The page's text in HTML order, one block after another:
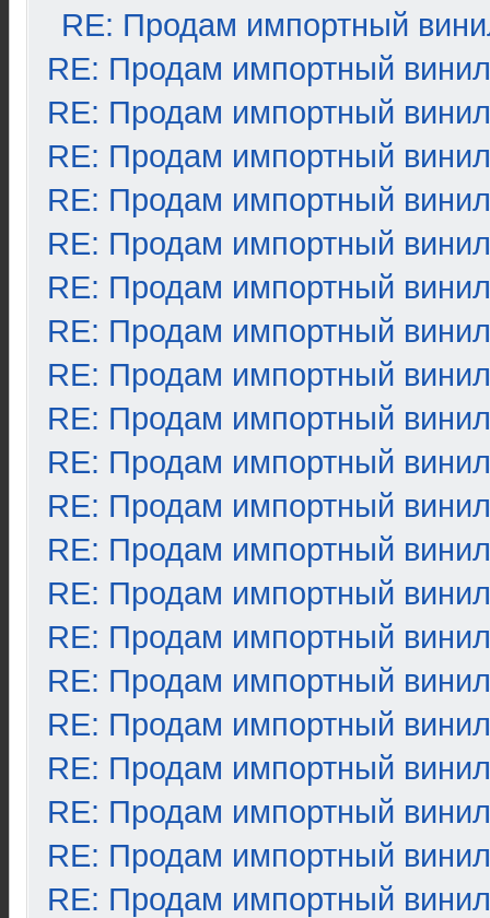
RE: Продам импортный
RE: Продам импортный винил
RE: Продам импортный винил
RE: Продам импортный винил
RE: Продам импортный винил
RE: Продам импортный винил
RE: Продам импортный винил
RE: Продам импортный винил
RE: Продам импортный винил
RE: Продам импортный винил
RE: Продам импортный винил
RE: Продам импортный винил
RE: Продам импортный винил
RE: Продам импортный винил
RE: Продам импортный винил
RE: Продам импортный винил
RE: Продам импортный винил
RE: Продам импортный винил
RE: Продам импортный винил
RE: Продам импортный винил
RE: Продам импортный винил